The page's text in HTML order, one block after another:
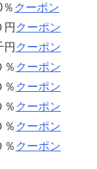
クーポン
円 クーポン
円 クーポン
％ クーポン
％ クーポン
％ クーポン
％ クーポン
％ クーポン